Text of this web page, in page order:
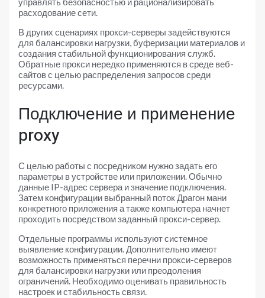
расходование сети.
В других сценариях прокси-серверы задействуются
для балансировки нагрузки, буферизации материалов и
создания стабильной функционирования служб.
Обратные прокси нередко применяются в среде веб-
сайтов с целью распределения запросов среди
ресурсами.
Подключение и применение
proxy
С целью работы с посредником нужно задать его
параметры в устройстве или приложении. Обычно
данные IP-адрес сервера и значение подключения.
Затем конфигурации выбранный поток Драгон мани
конкретного приложения а также компьютера начнет
проходить посредством заданный прокси-сервер.
Отдельные программы используют системное
выявление конфигурации. Дополнительно имеют
возможность применяться перечни прокси-серверов
для балансировки нагрузки или преодоления
ограничений. Необходимо оценивать правильность
настроек и стабильность связи.